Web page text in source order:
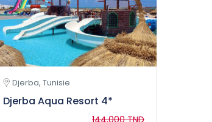
Djerba, Tunisie
Djerba Aqua Resort 4*
144,000 TND